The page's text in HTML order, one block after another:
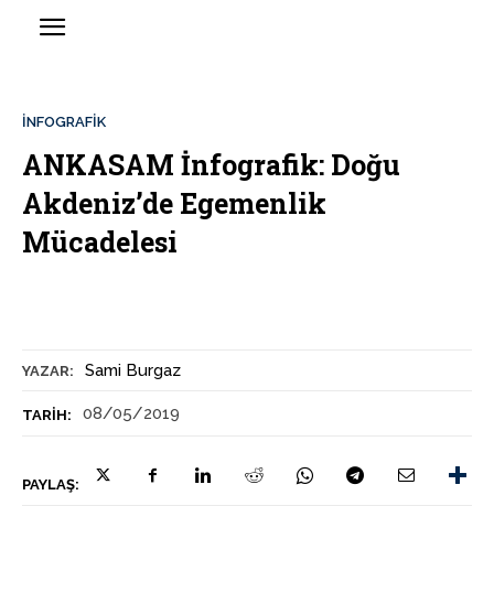
YAZAR: Sami Burgaz
TARIH: 08/05/2019
PAYLAŞ:
İNFOGRAFIK
ANKASAM İnfografik: Doğu
Akdeniz’de Egemenlik
Mücadelesi